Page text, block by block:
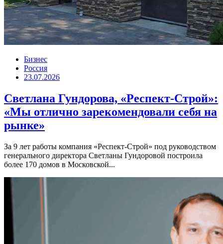
Бизнес
Россия
23.07.2026
Светлана Гундорова, «Респект-Строй»:
«Мы отлично зарекомендовали себя на
рынке»
За 9 лет работы компания «Респект-Строй» под руководством
генерального директора Светланы Гундоровой построила
более 170 домов в Московской...